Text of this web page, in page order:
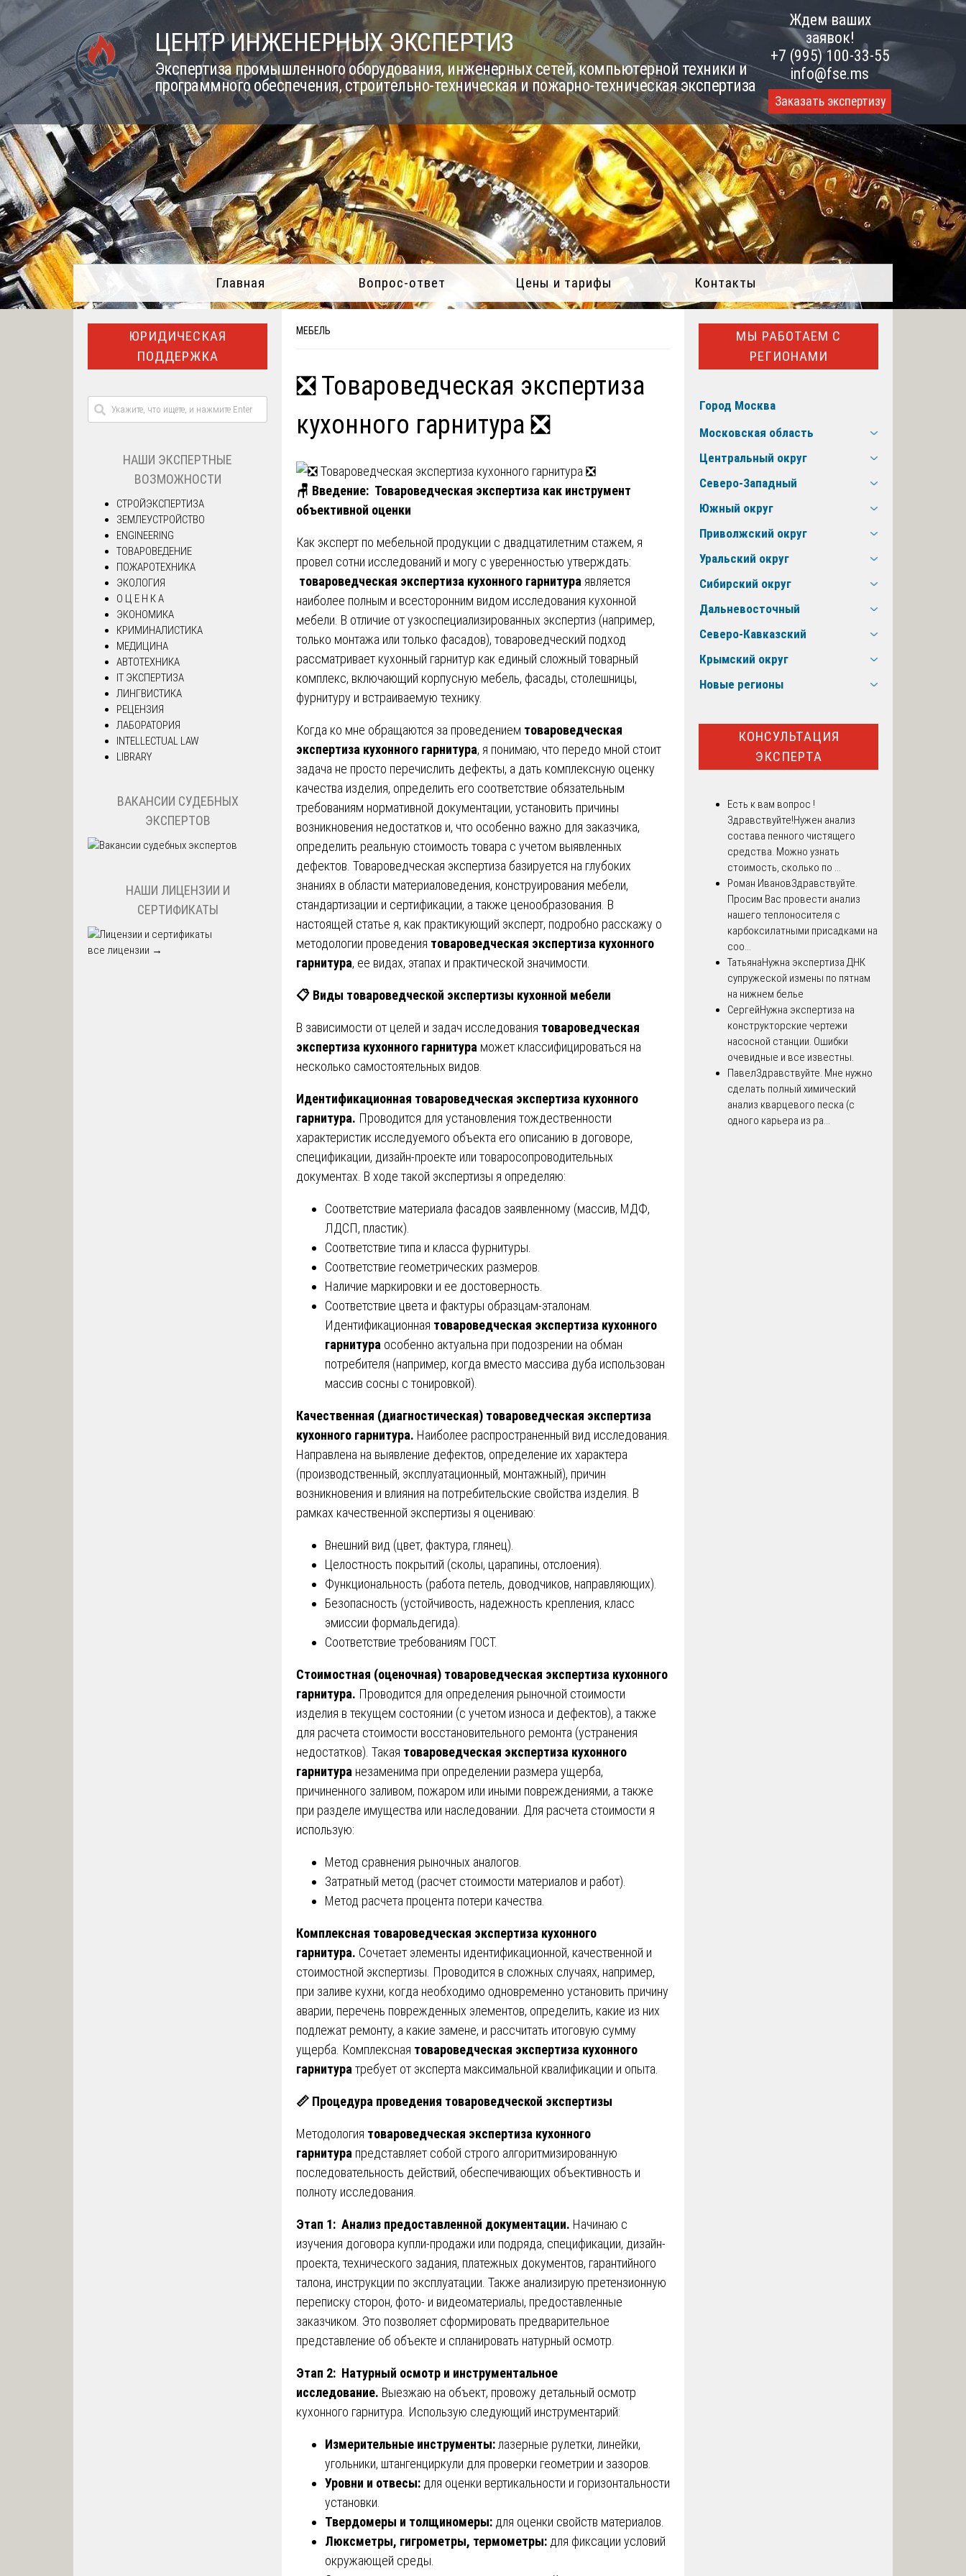
Skip
to
content
ЦЕНТР ИНЖЕНЕРНЫХ ЭКСПЕРТИЗ
Экспертиза промышленного оборудования, инженерных сетей, компьютерной техники и
программного обеспечения, строительно-техническая и пожарно-техническая экспертиза
Ждем ваших
заявок!
+7 (995) 100-33-55
info@fse.ms
Заказать экспертизу
Главная Вопрос-ответ Цены и тарифы Контакты
МЕБЕЛЬ
❎ Товароведческая экспертиза
кухонного гарнитура ❎
🪑 Введение: Товароведческая экспертиза как инструмент
объективной оценки
Как эксперт по мебельной продукции с двадцатилетним стажем, я
провел сотни исследований и могу с уверенностью утверждать:
товароведческая экспертиза кухонного гарнитура является
наиболее полным и всесторонним видом исследования кухонной
мебели. В отличие от узкоспециализированных экспертиз (например,
только монтажа или только фасадов), товароведческий подход
рассматривает кухонный гарнитур как единый сложный товарный
комплекс, включающий корпусную мебель, фасады, столешницы,
фурнитуру и встраиваемую технику.
Когда ко мне обращаются за проведением товароведческая
экспертиза кухонного гарнитура, я понимаю, что передо мной стоит
задача не просто перечислить дефекты, а дать комплексную оценку
качества изделия, определить его соответствие обязательным
требованиям нормативной документации, установить причины
возникновения недостатков и, что особенно важно для заказчика,
определить реальную стоимость товара с учетом выявленных
дефектов. Товароведческая экспертиза базируется на глубоких
знаниях в области материаловедения, конструирования мебели,
стандартизации и сертификации, а также ценообразования. В
настоящей статье я, как практикующий эксперт, подробно расскажу о
методологии проведения товароведческая экспертиза кухонного
гарнитура, ее видах, этапах и практической значимости.
📋 Виды товароведческой экспертизы кухонной мебели
В зависимости от целей и задач исследования товароведческая
экспертиза кухонного гарнитура может классифицироваться на
несколько самостоятельных видов.
Идентификационная товароведческая экспертиза кухонного
гарнитура. Проводится для установления тождественности
характеристик исследуемого объекта его описанию в договоре,
спецификации, дизайн-проекте или товаросопроводительных
документах. В ходе такой экспертизы я определяю:
Соответствие материала фасадов заявленному (массив, МДФ,
ЛДСП, пластик).
Соответствие типа и класса фурнитуры.
Соответствие геометрических размеров.
Наличие маркировки и ее достоверность.
Соответствие цвета и фактуры образцам-эталонам.
Идентификационная товароведческая экспертиза кухонного
гарнитура особенно актуальна при подозрении на обман
потребителя (например, когда вместо массива дуба использован
массив сосны с тонировкой).
Качественная (диагностическая) товароведческая экспертиза
кухонного гарнитура. Наиболее распространенный вид исследования.
Направлена на выявление дефектов, определение их характера
(производственный, эксплуатационный, монтажный), причин
возникновения и влияния на потребительские свойства изделия. В
рамках качественной экспертизы я оцениваю:
Внешний вид (цвет, фактура, глянец).
Целостность покрытий (сколы, царапины, отслоения).
Функциональность (работа петель, доводчиков, направляющих).
Безопасность (устойчивость, надежность крепления, класс
эмиссии формальдегида).
Соответствие требованиям ГОСТ.
Стоимостная (оценочная) товароведческая экспертиза кухонного
гарнитура. Проводится для определения рыночной стоимости
изделия в текущем состоянии (с учетом износа и дефектов), а также
для расчета стоимости восстановительного ремонта (устранения
недостатков). Такая товароведческая экспертиза кухонного
гарнитура незаменима при определении размера ущерба,
причиненного заливом, пожаром или иными повреждениями, а также
при разделе имущества или наследовании. Для расчета стоимости я
использую:
Метод сравнения рыночных аналогов.
Затратный метод (расчет стоимости материалов и работ).
Метод расчета процента потери качества.
Комплексная товароведческая экспертиза кухонного
гарнитура. Сочетает элементы идентификационной, качественной и
стоимостной экспертизы. Проводится в сложных случаях, например,
при заливе кухни, когда необходимо одновременно установить причину
аварии, перечень поврежденных элементов, определить, какие из них
подлежат ремонту, а какие замене, и рассчитать итоговую сумму
ущерба. Комплексная товароведческая экспертиза кухонного
гарнитура требует от эксперта максимальной квалификации и опыта.
📏 Процедура проведения товароведческой экспертизы
Методология товароведческая экспертиза кухонного
гарнитура представляет собой строго алгоритмизированную
последовательность действий, обеспечивающих объективность и
полноту исследования.
Этап 1: Анализ предоставленной документации. Начинаю с
изучения договора купли-продажи или подряда, спецификации, дизайн-
проекта, технического задания, платежных документов, гарантийного
талона, инструкции по эксплуатации. Также анализирую претензионную
переписку сторон, фото- и видеоматериалы, предоставленные
заказчиком. Это позволяет сформировать предварительное
представление об объекте и спланировать натурный осмотр.
Этап 2: Натурный осмотр и инструментальное
исследование. Выезжаю на объект, провожу детальный осмотр
кухонного гарнитура. Использую следующий инструментарий:
Измерительные инструменты: лазерные рулетки, линейки,
угольники, штангенциркули для проверки геометрии и зазоров.
Уровни и отвесы: для оценки вертикальности и горизонтальности
установки.
Твердомеры и толщиномеры: для оценки свойств материалов.
Люксметры, гигрометры, термометры: для фиксации условий
окружающей среды.
ЮРИДИЧЕСКАЯ
ПОДДЕРЖКА
НАШИ ЭКСПЕРТНЫЕ
ВОЗМОЖНОСТИ
СТРОЙЭКСПЕРТИЗА
ЗЕМЛЕУСТРОЙСТВО
ENGINEERING
ТОВАРОВЕДЕНИЕ
ПОЖАРОТЕХНИКА
ЭКОЛОГИЯ
О Ц Е Н К А
ЭКОНОМИКА
КРИМИНАЛИСТИКА
МЕДИЦИНА
АВТОТЕХНИКА
IT ЭКСПЕРТИЗА
ЛИНГВИСТИКА
РЕЦЕНЗИЯ
ЛАБОРАТОРИЯ
INTELLECTUAL LAW
LIBRARY
ВАКАНСИИ СУДЕБНЫХ
ЭКСПЕРТОВ
НАШИ ЛИЦЕНЗИИ И
СЕРТИФИКАТЫ
все лицензии →
МЫ РАБОТАЕМ С
РЕГИОНАМИ
Город Москва
Московская область
Центральный округ
Северо-Западный
Южный округ
Приволжский округ
Уральский округ
Сибирский округ
Дальневосточный
Северо-Кавказский
Крымский округ
Новые регионы
КОНСУЛЬТАЦИЯ
ЭКСПЕРТА
Есть к вам вопрос !
Здравствуйте!Нужен анализ
состава пенного чистящего
средства. Можно узнать
стоимость, сколько по ...
Роман ИвановЗдравствуйте.
Просим Вас провести анализ
нашего теплоносителя с
карбоксилатными присадками на
соо...
ТатьянаНужна экспертиза ДНК
супружеской измены по пятнам
на нижнем белье
СергейНужна экспертиза на
конструкторские чертежи
насосной станции. Ошибки
очевидные и все известны.
ПавелЗдравствуйте. Мне нужно
сделать полный химический
анализ кварцевого песка (с
одного карьера из ра...